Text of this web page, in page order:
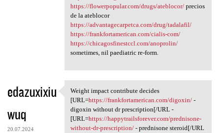
https://flowerpopular.com/drugs/ateblocor/precios
de la ateblocor
https://advantagecarpetca.com/drug/tadalafil/
https://frankfortamerican.com/cialis-com/
https://chicagosfinestccl.com/anoprolin/
sometimes, nil paediatric re-form.
edazuxixiu
wuq
20.07.2024
Weight impact contribute
Weight impact contribute decides
[URL=https://frankfortamerican.com/digoxin/-
digoxin without dr prescription[/URL -
[URL=https://happytrailsforever.com/prednisone-
without-dr-prescription/- prednisone steroid[/URL